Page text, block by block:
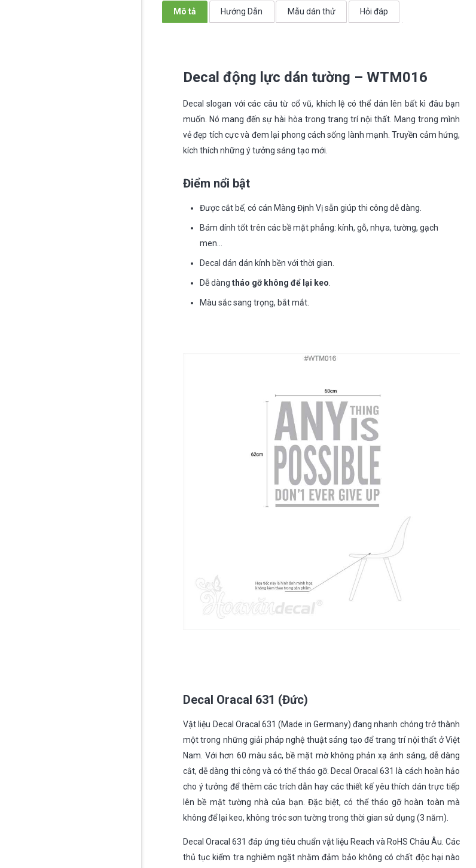
Mô tả Hướng Dẫn Mẫu dán thử Hỏi đáp
Decal động lực dán tường – WTM016
Decal slogan với các câu từ cổ vũ, khích lệ có thể dán lên bất kì đâu bạn
muốn. Nó mang đến sự hài hòa trong trang trí nội thất. Mang trong mình
vẻ đẹp tích cực và đem lại phong cách sống lành mạnh. Truyền cảm hứng,
kích thích những ý tưởng sáng tạo mới.
Điểm nổi bật
Được cắt bế, có cán Màng Định Vị sẵn giúp thi công dễ dàng.
Bám dính tốt trên các bề mặt phẳng: kính, gỗ, nhựa, tường, gạch
men…
Decal dán dán kính bền với thời gian.
Dễ dàng tháo gỡ không để lại keo
Màu sắc sang trọng, bắt mắt.
Decal Oracal 631 (Đức)
Vật liệu Decal Oracal 631 (Made in Germany) đang nhanh chóng trở thành
một trong những giải pháp nghệ thuật sáng tạo để trang trí nội thất ở Việt
Nam. Với hơn 60 màu sắc, bề mặt mờ không phản xạ ánh sáng, dễ dàng
cắt, dễ dàng thi công và có thể tháo gỡ. Decal Oracal 631 là cách hoàn hảo
cho ý tưởng để thêm các trích dẫn hay các thiết kế yêu thích dán trực tiếp
lên bề mặt tường nhà của bạn. Đặc biệt, có thể tháo gỡ hoàn toàn mà
không để lại keo, không tróc sơn tường trong thời gian sử dụng (3 năm).
Decal Oracal 631 đáp ứng tiêu chuẩn vật liệu Reach và RoHS Châu Âu. Các
thủ tục kiểm tra nghiêm ngặt nhằm đảm bảo không có chất độc hại nào